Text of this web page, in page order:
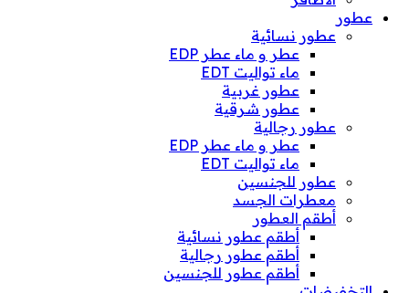
عطور
عطور نسائية
عطر و ماء عطر EDP
ماء تواليت EDT
عطور غربية
عطور شرقية
عطور رجالية
عطر و ماء عطر EDP
ماء تواليت EDT
عطور للجنسين
معطرات الجسد
أطقم العطور
أطقم عطور نسائية
أطقم عطور رجالية
أطقم عطور للجنسين